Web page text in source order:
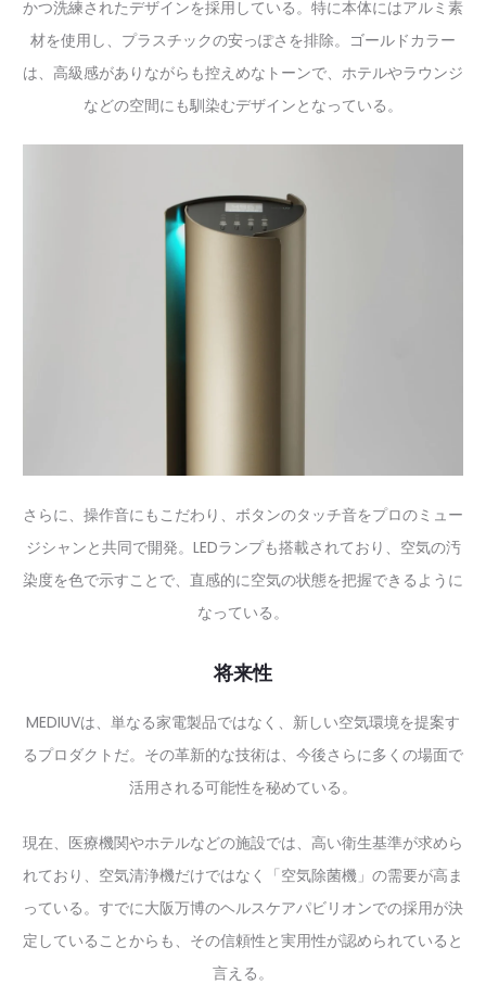
かつ洗練されたデザインを採用している。特に本体にはアルミ素
材を使用し、プラスチックの安っぽさを排除。ゴールドカラー
は、高級感がありながらも控えめなトーンで、ホテルやラウンジ
などの空間にも馴染むデザインとなっている。
さらに、操作音にもこだわり、ボタンのタッチ音をプロのミュー
ジシャンと共同で開発。LEDランプも搭載されており、空気の汚
染度を色で示すことで、直感的に空気の状態を把握できるように
なっている。
将来性
MEDIUVは、単なる家電製品ではなく、新しい空気環境を提案す
るプロダクトだ。その革新的な技術は、今後さらに多くの場面で
活用される可能性を秘めている。
現在、医療機関やホテルなどの施設では、高い衛生基準が求めら
れており、空気清浄機だけではなく「空気除菌機」の需要が高ま
っている。すでに大阪万博のヘルスケアパビリオンでの採用が決
定していることからも、その信頼性と実用性が認められていると
言える。